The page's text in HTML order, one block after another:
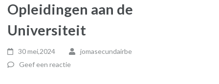
Opleidingen aan de
Universiteit
30 mei,2024
jomasecundairbe
Geef een reactie